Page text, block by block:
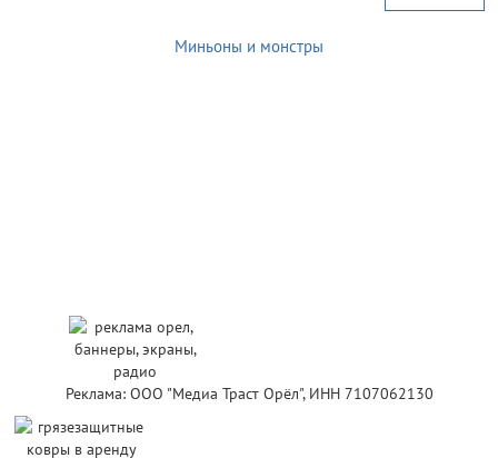
Миньоны и монстры
Реклама: ООО "Медиа Траст Орёл", ИНН 7107062130